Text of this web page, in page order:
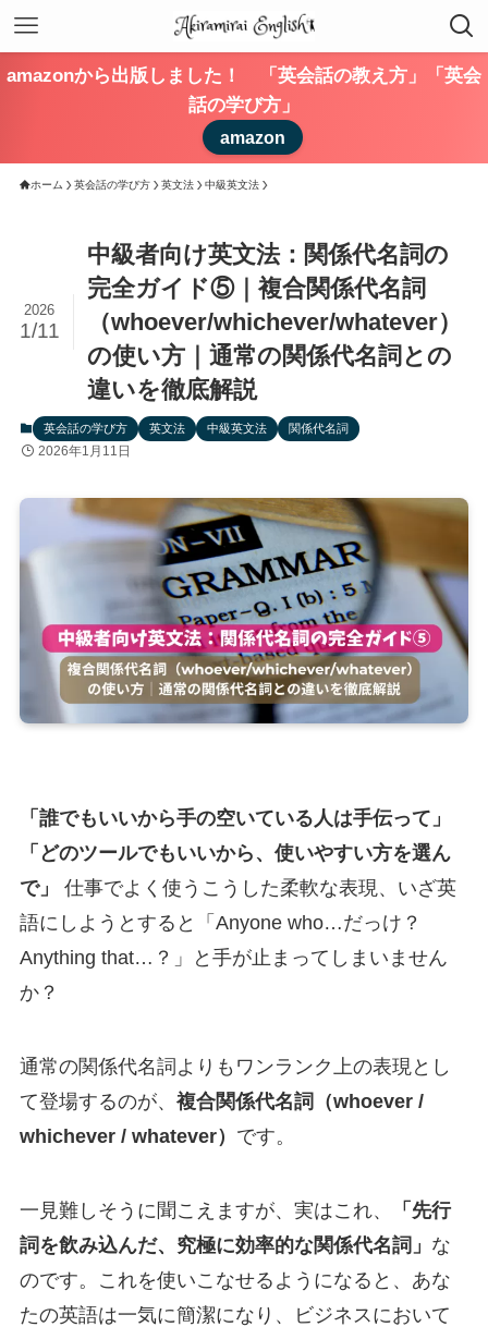
amazonから出版しました！ 「英会話の教え方」「英会
話の学び方」
amazon
ホーム 英会話の学び方 英文法 中級英文法
中級者向け英文法：関係代名詞の
完全ガイド⑤｜複合関係代名詞
（whoever/whichever/whatever）
の使い方｜通常の関係代名詞との
違いを徹底解説
2026
1/11
英会話の学び方 英文法 中級英文法 関係代名詞
2026年1月11日
「誰でもいいから手の空いている人は手伝って」
「どのツールでもいいから、使いやすい方を選ん
で」
仕事でよく使うこうした柔軟な表現、いざ英
語にしようとすると「Anyone who…だっけ？
Anything that…？」と手が止まってしまいません
か？
通常の関係代名詞よりもワンランク上の表現とし
て登場するのが、 複合関係代名詞（whoever /
whichever / whatever） です。
一見難しそうに聞こえますが、実はこれ、
「先行
詞を飲み込んだ、究極に効率的な関係代名詞」 な
のです。これを使いこなせるようになると、あな
たの英語は一気に簡潔になり、ビジネスにおいて